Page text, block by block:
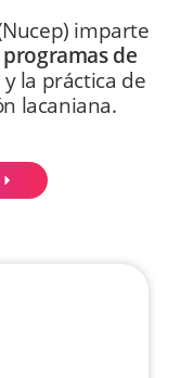
imparte
programas de
la práctica de
lacaniana.